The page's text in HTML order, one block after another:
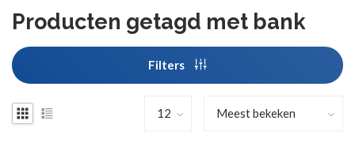
Producten getagd met bank
Filters